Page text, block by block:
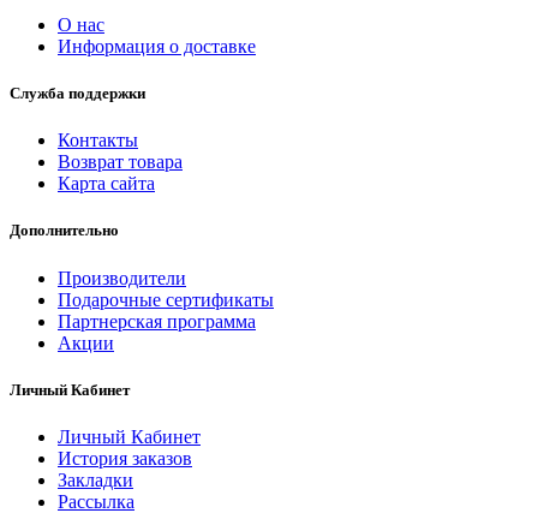
О нас
Информация о доставке
Служба поддержки
Контакты
Возврат товара
Карта сайта
Дополнительно
Производители
Подарочные сертификаты
Партнерская программа
Акции
Личный Кабинет
Личный Кабинет
История заказов
Закладки
Рассылка